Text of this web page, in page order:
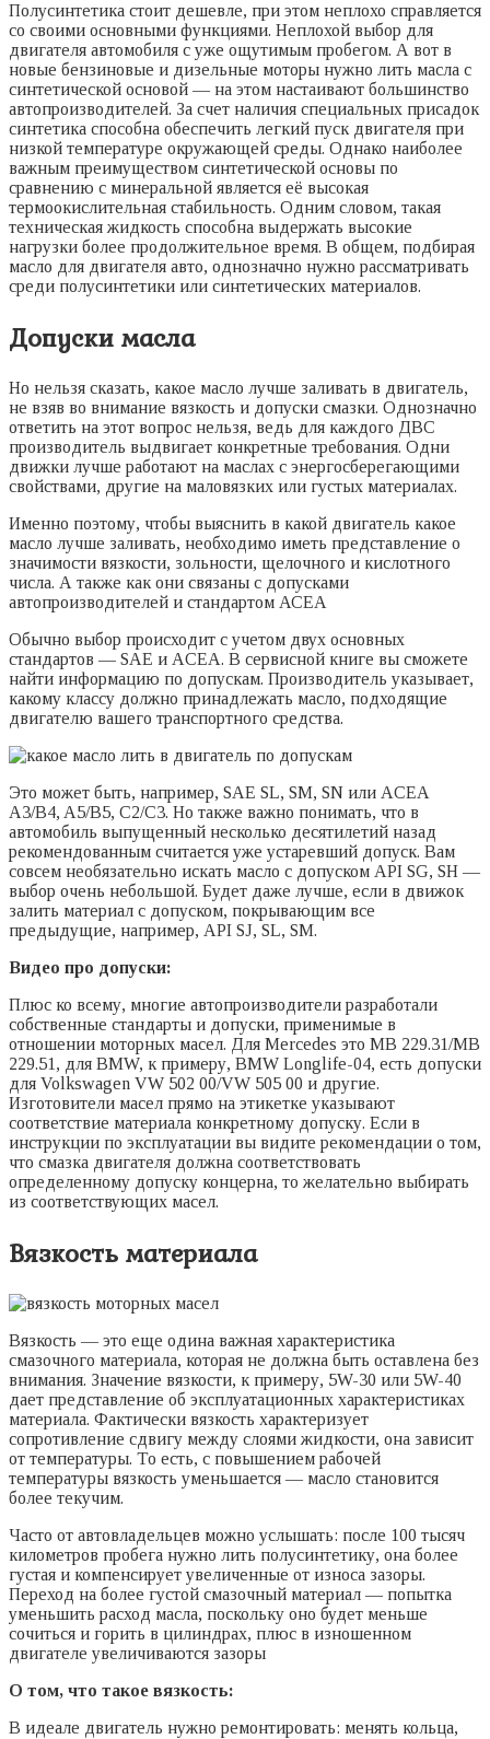
Полусинтетика стоит дешевле, при этом неплохо справляется
со своими основными функциями. Неплохой выбор для
двигателя автомобиля с уже ощутимым пробегом. А вот в
новые бензиновые и дизельные моторы нужно лить масла с
синтетической основой — на этом настаивают большинство
автопроизводителей. За счет наличия специальных присадок
синтетика способна обеспечить легкий пуск двигателя при
низкой температуре окружающей среды. Однако наиболее
важным преимуществом синтетической основы по
сравнению с минеральной является её высокая
термоокислительная стабильность. Одним словом, такая
техническая жидкость способна выдержать высокие
нагрузки более продолжительное время. В общем, подбирая
масло для двигателя авто, однозначно нужно рассматривать
среди полусинтетики или синтетических материалов.
Допуски масла
Но нельзя сказать, какое масло лучше заливать в двигатель,
не взяв во внимание вязкость и допуски смазки. Однозначно
ответить на этот вопрос нельзя, ведь для каждого ДВС
производитель выдвигает конкретные требования. Одни
движки лучше работают на маслах с энергосберегающими
свойствами, другие на маловязких или густых материалах.
Именно поэтому, чтобы выяснить в какой двигатель какое
масло лучше заливать, необходимо иметь представление о
значимости вязкости, зольности, щелочного и кислотного
числа. А также как они связаны с допусками
автопроизводителей и стандартом АСЕА
Обычно выбор происходит с учетом двух основных
стандартов — SAE и ACEA. В сервисной книге вы сможете
найти информацию по допускам. Производитель указывает,
какому классу должно принадлежать масло, подходящие
двигателю вашего транспортного средства.
Это может быть, например, SAE SL, SM, SN или ACEA
A3/B4, A5/B5, C2/C3. Но также важно понимать, что в
автомобиль выпущенный несколько десятилетий назад
рекомендованным считается уже устаревший допуск. Вам
совсем необязательно искать масло с допуском API SG, SH —
выбор очень небольшой. Будет даже лучше, если в движок
залить материал с допуском, покрывающим все
предыдущие, например, API SJ, SL, SM.
Видео про допуски:
Плюс ко всему, многие автопроизводители разработали
собственные стандарты и допуски, применимые в
отношении моторных масел. Для Mercedes это MB 229.31/MB
229.51, для BMW, к примеру, BMW Longlife-04, есть допуски
для Volkswagen VW 502 00/VW 505 00 и другие.
Изготовители масел прямо на этикетке указывают
соответствие материала конкретному допуску. Если в
инструкции по эксплуатации вы видите рекомендации о том,
что смазка двигателя должна соответствовать
определенному допуску концерна, то желательно выбирать
из соответствующих масел.
Вязкость материала
Вязкость — это еще одина важная характеристика
смазочного материала, которая не должна быть оставлена без
внимания. Значение вязкости, к примеру, 5W-30 или 5W-40
дает представление об эксплуатационных характеристиках
материала. Фактически вязкость характеризует
сопротивление сдвигу между слоями жидкости, она зависит
от температуры. То есть, с повышением рабочей
температуры вязкость уменьшается — масло становится
более текучим.
Часто от автовладельцев можно услышать: после 100 тысяч
километров пробега нужно лить полусинтетику, она более
густая и компенсирует увеличенные от износа зазоры.
Переход на более густой смазочный материал — попытка
уменьшить расход масла, поскольку оно будет меньше
сочиться и горить в цилиндрах, плюс в изношенном
двигателе увеличиваются зазоры
О том, что такое вязкость:
В идеале двигатель нужно ремонтировать: менять кольца,